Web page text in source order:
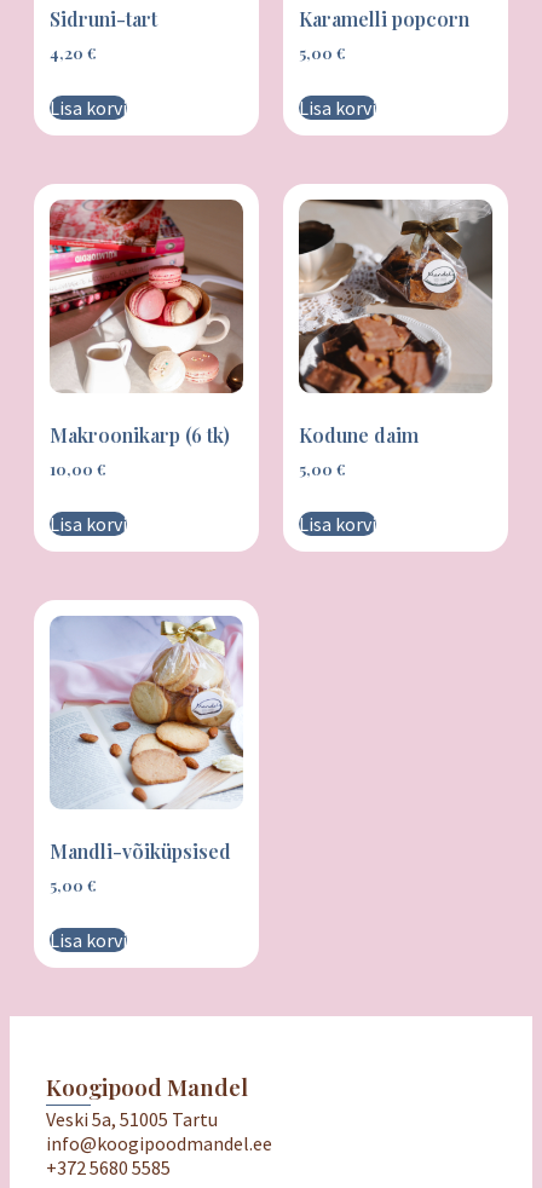
Sidruni-tart
4,20 €
Lisa korvi
Karamelli popcorn
5,00 €
Lisa korvi
Makroonikarp (6 tk)
10,00 €
Lisa korvi
Kodune daim
5,00 €
Lisa korvi
Mandli-võiküpsised
5,00 €
Lisa korvi
Koogipood Mandel
Veski 5a, 51005 Tartu
info@koogipoodmandel.ee
+372 5680 5585